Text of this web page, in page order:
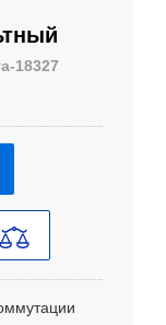
18327